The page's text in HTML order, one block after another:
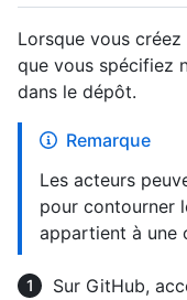
Lorsque vous
que vous spécifiez
dans le dépôt.
Remarque
Les acteurs
pour contourner
appartient à une
Sur GitHub,